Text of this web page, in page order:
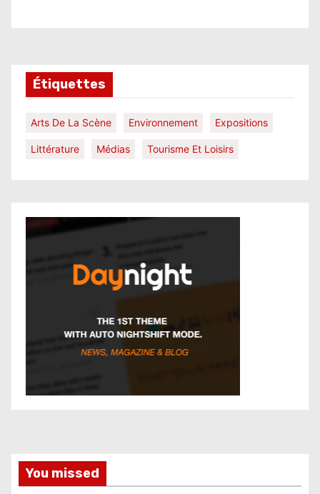
Étiquettes
Arts De La Scène Environnement Expositions
Littérature Médias Tourisme Et Loisirs
You missed